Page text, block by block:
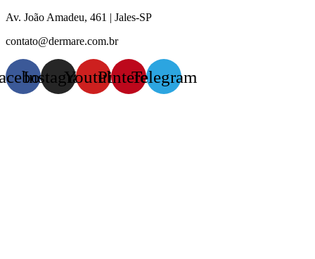
Pular
o
Av. João Amadeu, 461 | Jales-SP
contato@dermare.com.br
InstagramYoutubePinterestTelegram